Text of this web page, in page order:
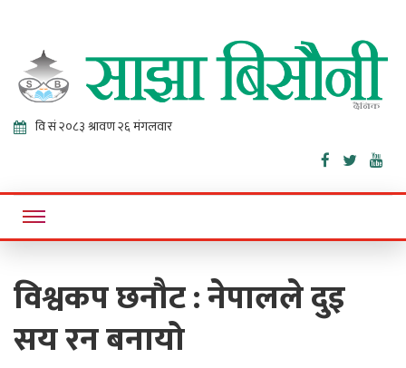
Sajha
Bisaunee
Online News Portal
विश्वकप छनौट : नेपालले दुइ
सय रन बनायो